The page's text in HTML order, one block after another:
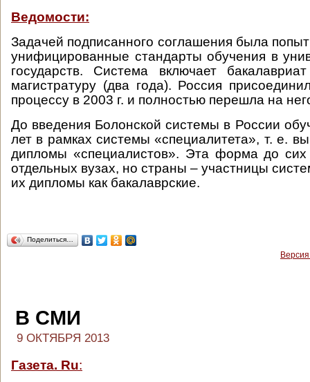
Ведомости:
Задачей подписанного соглашения была
унифицированные стандарты обучения в
государств. Система включает
магистратуру (два года). Россия
процессу в 2003 г. и полностью перешла на
До введения Болонской системы в России
лет в рамках системы «специалитета», т. е.
дипломы «специалистов». Эта форма до сих
отдельных вузах, но страны – участницы
их дипломы как бакалаврские.
Поделиться…
В СМИ
9 ОКТЯБРЯ 2013
Газета. Ru: